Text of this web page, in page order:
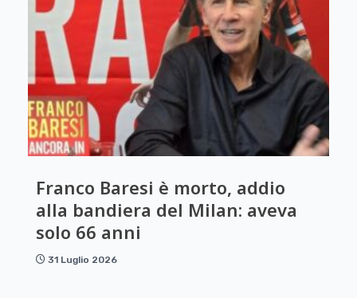
Franco Baresi è morto, addio
alla bandiera del Milan: aveva
solo 66 anni
31 Luglio 2026